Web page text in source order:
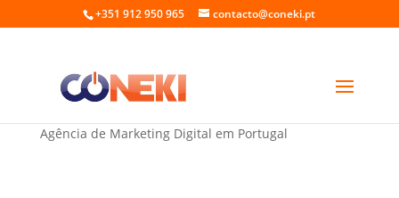
+351 912 950 965 contacto@coneki.pt
Criar site para Enfermeiro em Matosinhos
Agência de Marketing Digital em Portugal